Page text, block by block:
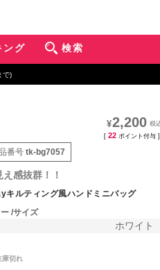
ング 検索
で)
¥2,200
[ 22 ポイント付与 ]
番号 tk-bg7057
え感抜群！！
キルティング風ハンドミニバッグ
サイズ
ホワイト
庫切れ